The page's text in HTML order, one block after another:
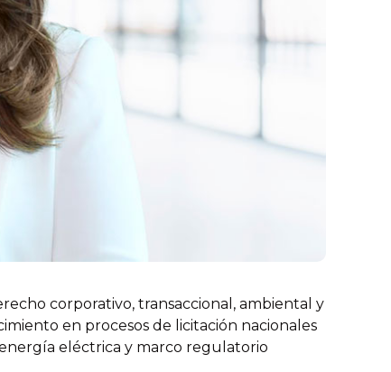
corporativo, transaccional, ambiental y
en procesos de licitación nacionales
eléctrica y marco regulatorio